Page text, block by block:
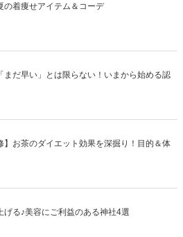
の着痩せアイテム＆コーデ
まだ早い」とは限らない！いまから始める認
】お茶のダイエット効果を深掘り！目的＆体
げる♪美容にご利益のある神社4選